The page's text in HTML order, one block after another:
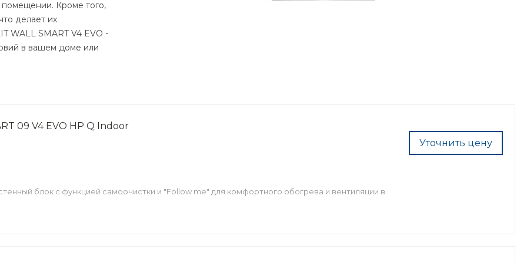
Кроме того,
делает их
WALL SMART V4 EVO -
в вашем доме или
Уточнить цену
09 V4 EVO HP Q Indoor
блок с функцией самоочистки и "Follow me" для комфортного обогрева и вентиляции в